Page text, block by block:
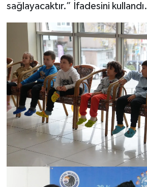
sağlayacaktır.” İfadesini kullandı.